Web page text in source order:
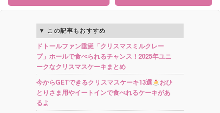
この記事もおすすめ
ドトールファン垂涎「クリスマスミルクレー
プ」ホールで食べられるチャンス！2025年ユニ
ークなクリスマスケーキまとめ
今からGETできるクリスマスケーキ13選
おひ
とりさま用やイートインで食べれるケーキがあ
るよ